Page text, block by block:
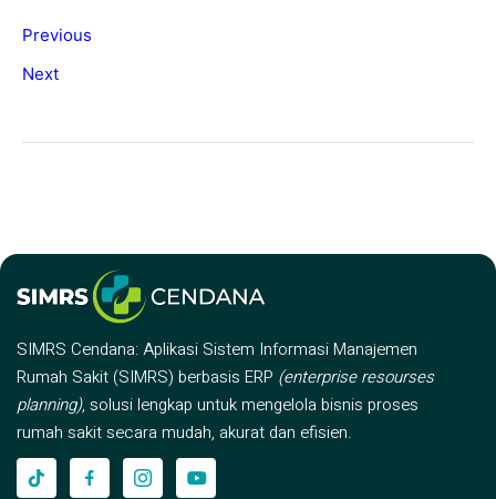
Previous
Next
SIMRS Cendana: Aplikasi Sistem Informasi Manajemen
Rumah Sakit (SIMRS) berbasis ERP (enterprise resourses
planning), solusi lengkap untuk mengelola bisnis proses
rumah sakit secara mudah, akurat dan efisien.